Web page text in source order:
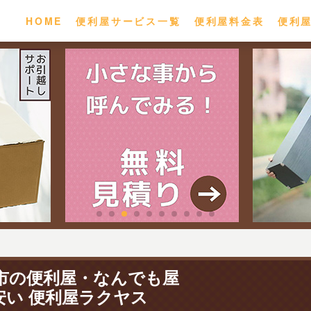
HOME 便利屋サービス一覧 便利屋料金表 便利
の便利屋・なんでも屋
い 便利屋ラクヤス